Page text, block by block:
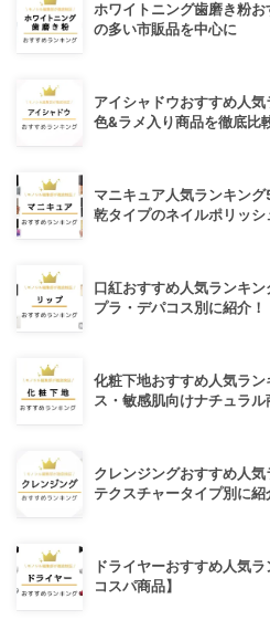
ホワイトニング歯磨き粉
の多い市販品を中心に
アイシャドウおすすめ人
色&ラメ入り商品を徹底比
マニキュア人気ランキン
乾タイプのネイルポリッシ
口紅おすすめ人気ランキ
プラ・デパコス別に紹介！
化粧下地おすすめ人気ラ
ス・敏感肌向けナチュラル
クレンジングおすすめ人
テクスチャータイプ別に紹
ドライヤーおすすめ人気
コスパ商品】